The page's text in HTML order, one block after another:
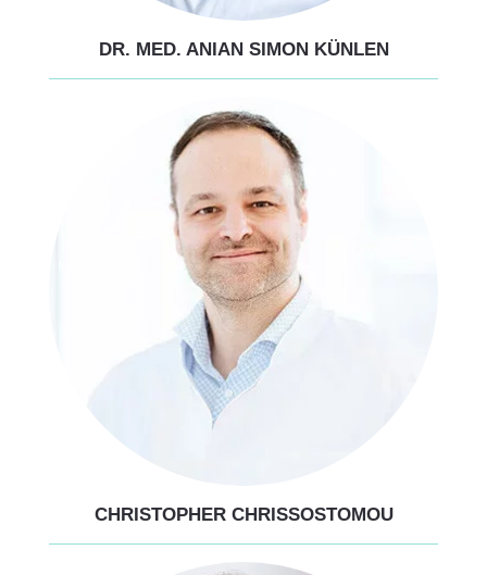
DR. MED. ANIAN SIMON KÜNLEN
CHRISTOPHER CHRISSOSTOMOU